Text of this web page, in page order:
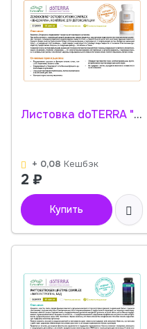
Листовка doTERRA "Zendocrine detoxication. БАД" 35120001
+ 0,08 Кешбэк
2 ₽
Купить